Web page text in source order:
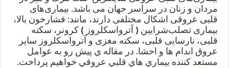
مردان و زنان در سراسر جهان می باشد. بیماری‌های
قلبی عروقی اشکال مختلفی دارند، مانند: فشارخون بالا،
بیماری‌ تصلب‌شرایین ( آترواسکلروز )‌ کرونر، سکته
قلبی، نارسایی قلبی، سکته مغزی و آترواسکلروز سایر
عروق اندام ها و احشا. در مقاله ي پيش رو به عوامل
مستعد كننده بيماري هاي قلبي عروقي خواهيم پرداخت.